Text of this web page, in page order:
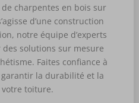
charpentes en bois sur
d’une construction
notre équipe d’experts
des solutions sur mesure
Faites confiance à
la durabilité et la
toiture.